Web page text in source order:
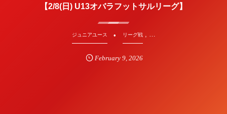
【2/8(日) U13オバラフットサルリーグ】
ジュニアユース リーグ戦, …
February 9,2026